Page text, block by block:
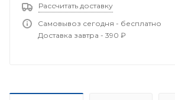
Рассчитать доставку
Самовывоз сегодня - бесплатно
Доставка завтра - 390 ₽